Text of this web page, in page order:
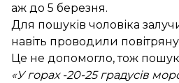
аж до 5 березня.
Для пошуків чоловіка
навіть проводили повітряну
Це не допомогло, тож
«У горах -20-25 градусів